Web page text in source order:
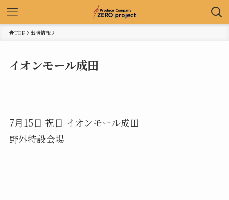
TOP 出演情報
イオンモール成田
7月15日 祝日 イオンモール成田
野外特設会場